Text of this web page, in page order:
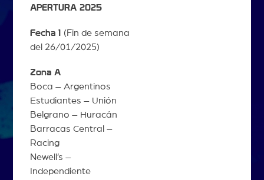
APERTURA 2025
Fecha 1 (Fin de semana
del 26/01/2025)
Zona A
Boca – Argentinos
Estudiantes – Unión
Belgrano – Huracán
Barracas Central –
Racing
Newell’s –
Independiente